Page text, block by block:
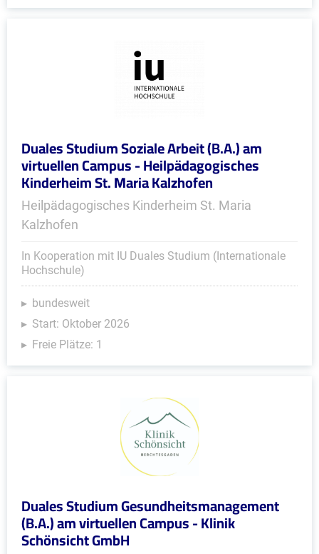
Duales Studium Soziale Arbeit (B.A.) am
virtuellen Campus - Heilpädagogisches
Kinderheim St. Maria Kalzhofen
Heilpädagogisches Kinderheim St. Maria
Kalzhofen
In Kooperation mit IU Duales Studium (Internationale
Hochschule)
bundesweit
Start: Oktober 2026
Freie Plätze: 1
Duales Studium Gesundheitsmanagement
(B.A.) am virtuellen Campus - Klinik
Schönsicht GmbH